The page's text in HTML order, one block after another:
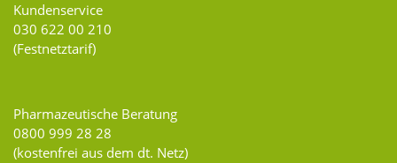
Kundenservice
030 622 00 210
(Festnetztarif)
Pharmazeutische Beratung
0800 999 28 28
(kostenfrei aus dem dt. Netz)